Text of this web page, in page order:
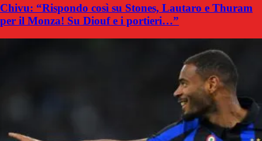
Chivu: “Rispondo così su Stones, Lautaro e Thuram
per il Monza! Su Diouf e i portieri…”